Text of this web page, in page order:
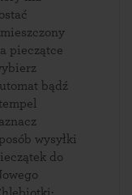
pieczątce
bądź
wysyłki
do